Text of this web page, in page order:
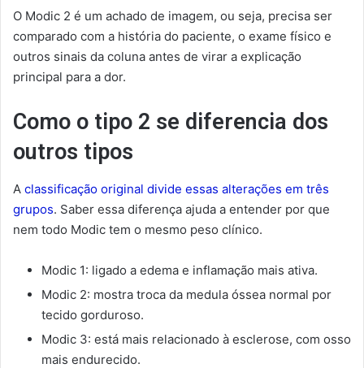
O Modic 2 é um achado de imagem, ou seja, precisa ser
comparado com a história do paciente, o exame físico e
outros sinais da coluna antes de virar a explicação
principal para a dor.
Como o tipo 2 se diferencia dos
outros tipos
A classificação original divide essas alterações em três
grupos. Saber essa diferença ajuda a entender por que
nem todo Modic tem o mesmo peso clínico.
Modic 1: ligado a edema e inflamação mais ativa.
Modic 2: mostra troca da medula óssea normal por
tecido gorduroso.
Modic 3: está mais relacionado à esclerose, com osso
mais endurecido.